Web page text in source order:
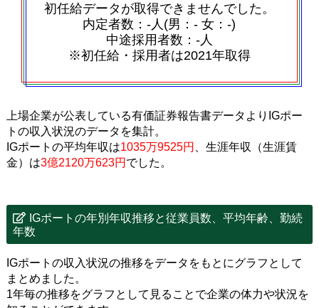
初任給データが取得できませんでした。
内定者数：‐人(男：‐ 女：‐)
中途採用者数：‐人
※初任給・採用者は2021年取得
上場企業が公表している有価証券報告書データよりIGポー
トの収入状況のデータを集計。
IGポートの平均年収は1035万9525円
、生涯年収（生涯賃
金）は3億2120万623円 でした。
IGポートの年別年収推移と従業員数、平均年齢、勤続
年数
IGポートの収入状況の推移をデータをもとにグラフとして
まとめました。
1年毎の推移をグラフとして見ることで企業の体力や状況を